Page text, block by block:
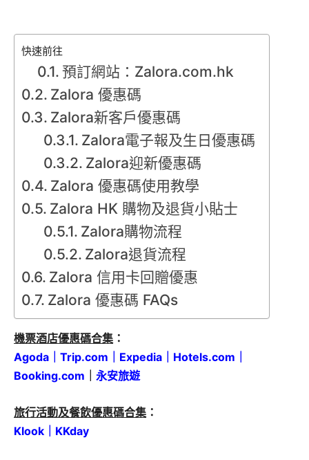
快速前往
預訂網站：Zalora.com.hk
Zalora 優惠碼
Zalora新客戶優惠碼
Zalora電子報及生日優惠碼
Zalora迎新優惠碼
Zalora 優惠碼使用教學
Zalora HK 購物及退貨小貼士
Zalora購物流程
Zalora退貨流程
Zalora 信用卡回贈優惠
Zalora 優惠碼 FAQs
機票酒店優惠碼合集 ：
Agoda
Trip.com Expedia Hotels.com
Booking.com
永安旅遊
旅行活動及餐飲優惠碼合集 ：
Klook
KKday